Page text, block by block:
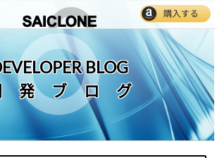
BLOG
発ブログ